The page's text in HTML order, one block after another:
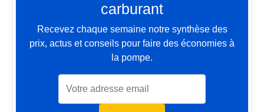
carburant
Recevez chaque semaine notre synthèse des
prix, actus et conseils pour faire des économies à
la pompe.